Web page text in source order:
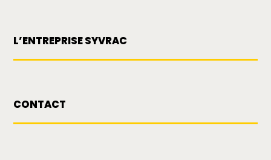
L’ENTREPRISE SYVRAC
CONTACT